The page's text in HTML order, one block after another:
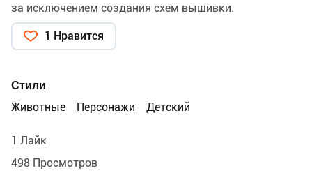
за исключением создания схем вышивки.
1 Нравится
Стили
Животные
Персонажи Детский
1 Лайк
498 Просмотров